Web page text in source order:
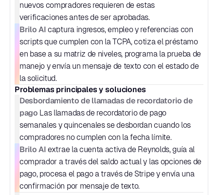
nuevos compradores requieren de estas
verificaciones antes de ser aprobadas.
Brilo AI captura ingresos, empleo y referencias con
scripts que cumplen con la TCPA, cotiza el préstamo
en base a su matriz de niveles, programa la prueba de
manejo y envía un mensaje de texto con el estado de
la solicitud.
Problemas principales y soluciones
Desbordamiento de llamadas de recordatorio de
pago Las llamadas de recordatorio de pago
semanales y quincenales se desbordan cuando los
compradores no cumplen con la fecha límite.
Brilo AI extrae la cuenta activa de Reynolds, guía al
comprador a través del saldo actual y las opciones de
pago, procesa el pago a través de Stripe y envía una
confirmación por mensaje de texto.